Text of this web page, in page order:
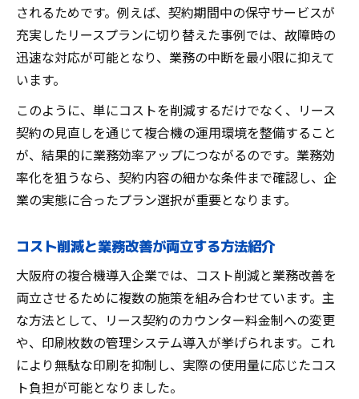
されるためです。例えば、契約期間中の保守サービスが
充実したリースプランに切り替えた事例では、故障時の
迅速な対応が可能となり、業務の中断を最小限に抑えて
います。
このように、単にコストを削減するだけでなく、リース
契約の見直しを通じて複合機の運用環境を整備すること
が、結果的に業務効率アップにつながるのです。業務効
率化を狙うなら、契約内容の細かな条件まで確認し、企
業の実態に合ったプラン選択が重要となります。
コスト削減と業務改善が両立する方法紹介
大阪府の複合機導入企業では、コスト削減と業務改善を
両立させるために複数の施策を組み合わせています。主
な方法として、リース契約のカウンター料金制への変更
や、印刷枚数の管理システム導入が挙げられます。これ
により無駄な印刷を抑制し、実際の使用量に応じたコス
ト負担が可能となりました。